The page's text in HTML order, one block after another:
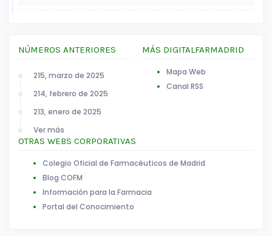
NÚMEROS ANTERIORES
215, marzo de 2025
214, febrero de 2025
213, enero de 2025
Ver más
MÁS DIGITALFARMADRID
Mapa Web
Canal RSS
OTRAS WEBS CORPORATIVAS
Colegio Oficial de Farmacéuticos de Madrid
Blog COFM
Información para la Farmacia
Portal del Conocimiento